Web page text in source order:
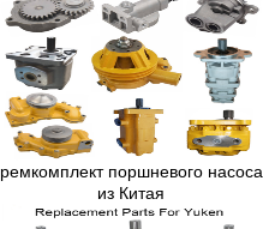
ремкомплект поршневого насоса
из Китая